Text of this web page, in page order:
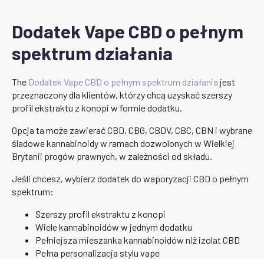
Dodatek Vape CBD o pełnym
spektrum działania
The Dodatek Vape CBD o pełnym spektrum działania jest
przeznaczony dla klientów, którzy chcą uzyskać szerszy
profil ekstraktu z konopi w formie dodatku.
Opcja ta może zawierać CBD, CBG, CBDV, CBC, CBN i wybrane
śladowe kannabinoidy w ramach dozwolonych w Wielkiej
Brytanii progów prawnych, w zależności od składu.
Jeśli chcesz, wybierz dodatek do waporyzacji CBD o pełnym
spektrum:
Szerszy profil ekstraktu z konopi
Wiele kannabinoidów w jednym dodatku
Pełniejsza mieszanka kannabinoidów niż izolat CBD
Pełna personalizacja stylu vape